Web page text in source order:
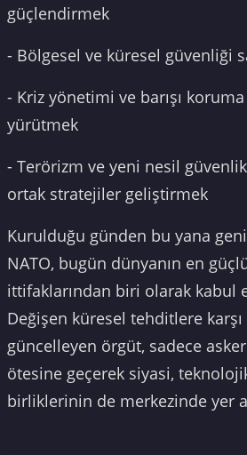
güçlendirmek
- Bölgesel ve küresel güvenliği
- Kriz yönetimi ve barışı
yürütmek
- Terörizm ve yeni nesil
ortak stratejiler geliştirmek
Kurulduğu günden bu yana
NATO, bugün dünyanın en
ittifaklarından biri olarak kabul
Değişen küresel tehditlere
güncelleyen örgüt, sadece
ötesine geçerek siyasi,
birliklerinin de merkezinde yer